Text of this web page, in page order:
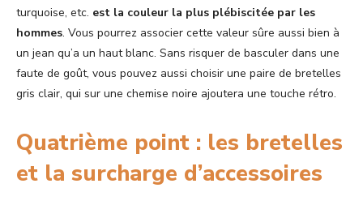
turquoise, etc. est la couleur la plus plébiscitée par les
hommes. Vous pourrez associer cette valeur sûre aussi bien à
un jean qu’a un haut blanc. Sans risquer de basculer dans une
faute de goût, vous pouvez aussi choisir une paire de bretelles
gris clair, qui sur une chemise noire ajoutera une touche rétro.
Quatrième point : les bretelles
et la surcharge d’accessoires